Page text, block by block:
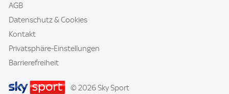
AGB
Datenschutz & Cookies
Kontakt
Privatsphäre-Einstellungen
Barrierefreiheit
© 2026 Sky Sport